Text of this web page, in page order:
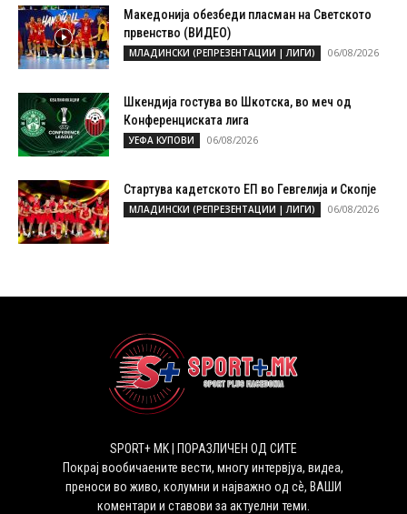
Македонија обезбеди пласман на Светското
првенство (ВИДЕО)
МЛАДИНСКИ (РЕПРЕЗЕНТАЦИИ | ЛИГИ) 06/08/2026
Шкендија гостува во Шкотска, во меч од
Конференциската лига
УЕФА КУПОВИ 06/08/2026
Стартува кадетското ЕП во Гевгелија и Скопје
МЛАДИНСКИ (РЕПРЕЗЕНТАЦИИ | ЛИГИ) 06/08/2026
SPORT+ MK | ПОРАЗЛИЧЕН ОД СИТЕ
Покрај вообичаените вести, многу интервјуа, видеа,
преноси во живо, колумни и најважно од сѐ, ВАШИ
коментари и ставови за актуелни теми.